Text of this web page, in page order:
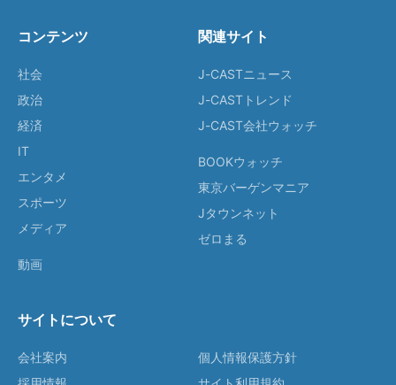
コンテンツ
社会
政治
経済
IT
エンタメ
スポーツ
メディア
動画
関連サイト
J-CASTニュース
J-CASTトレンド
J-CAST会社ウォッチ
BOOKウォッチ
東京バーゲンマニア
Jタウンネット
ゼロまる
サイトについて
会社案内
個人情報保護方針